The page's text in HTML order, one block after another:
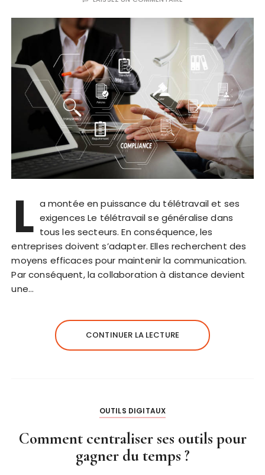
L a montée en puissance du télétravail et ses
exigences Le télétravail se généralise dans
tous les secteurs. En conséquence, les
entreprises doivent s’adapter. Elles recherchent des
moyens efficaces pour maintenir la communication.
Par conséquent, la collaboration à distance devient
une…
CONTINUER LA LECTURE
OUTILS DIGITAUX
Comment centraliser ses outils pour
gagner du temps ?